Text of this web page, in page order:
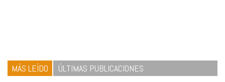
MÁS LEÍDO ÚLTIMAS PUBLICACIONES